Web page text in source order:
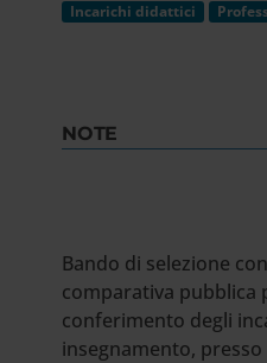
Incarichi didattici
NOTE
Bando di selezione
comparativa pubblica
conferimento degli
insegnamento,